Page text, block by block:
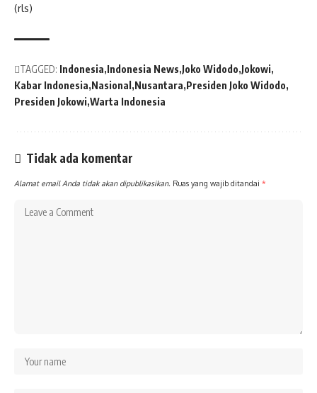
(rls)
TAGGED: Indonesia Indonesia News Joko Widodo Jokowi
Kabar Indonesia Nasional Nusantara Presiden Joko Widodo
Presiden Jokowi Warta Indonesia
Tidak ada komentar
Alamat email Anda tidak akan dipublikasikan. Ruas yang wajib ditandai *